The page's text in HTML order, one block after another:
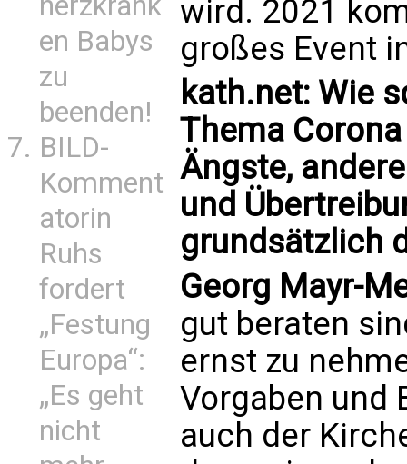
en Babys
zu
beenden!
BILD-
Komment
atorin
Ruhs
fordert
„Festung
Europa“:
„Es geht
nicht
wird. 2021
großes Event
kath.net: Wie
Thema
Ängste,
und
grundsätzlich
Georg Mayr-
gut beraten
ernst zu
Vorgaben und
auch der